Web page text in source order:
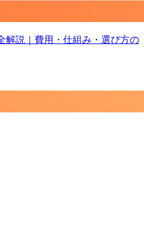
解説｜費用・仕組み・選び方の